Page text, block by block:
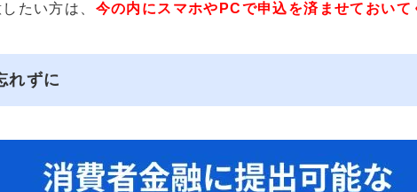
たい方は、 今の内にスマホやPCで申込を済ませておいて
れずに